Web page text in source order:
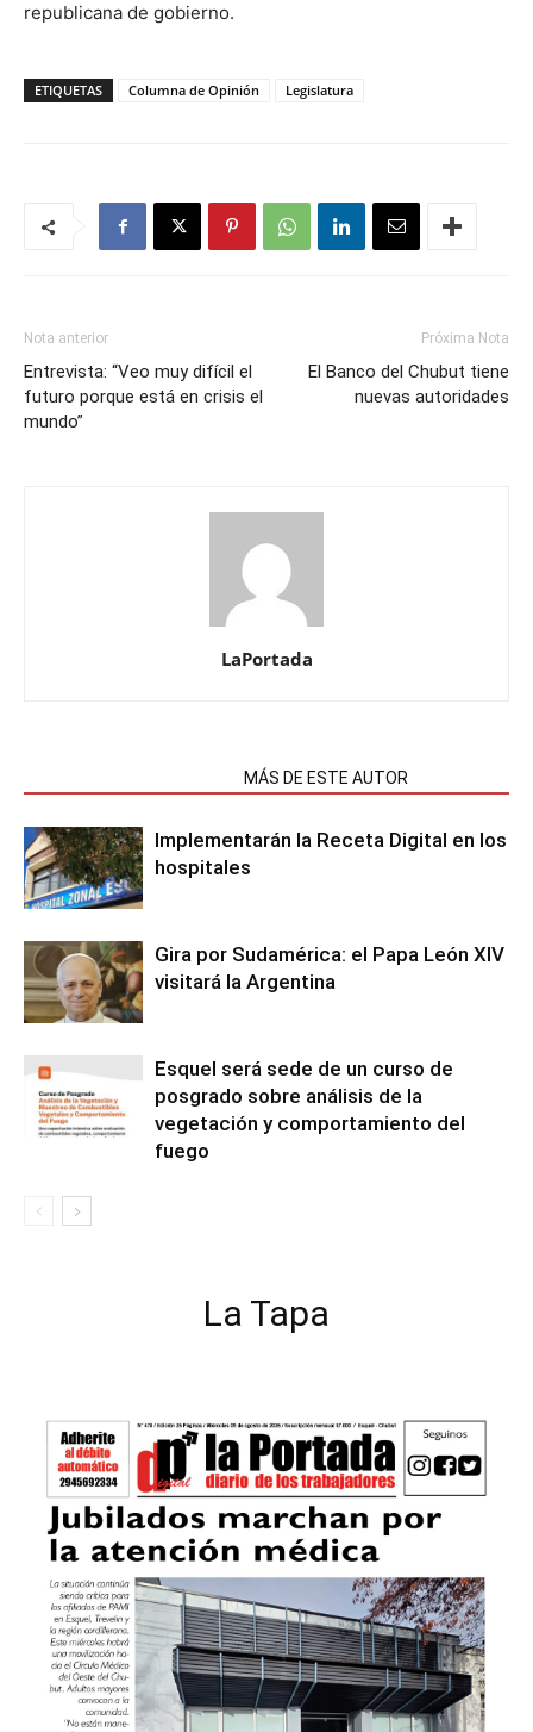
republicana de gobierno.
ETIQUETAS Columna de Opinión Legislatura
Nota anterior
Entrevista: “Veo muy difícil el
futuro porque está en crisis el
mundo”
Próxima Nota
El Banco del Chubut tiene
nuevas autoridades
LaPortada
MÁS DE ESTE AUTOR
Implementarán la Receta Digital en los
hospitales
Gira por Sudamérica: el Papa León XIV
visitará la Argentina
Esquel será sede de un curso de
posgrado sobre análisis de la
vegetación y comportamiento del
fuego
La Tapa